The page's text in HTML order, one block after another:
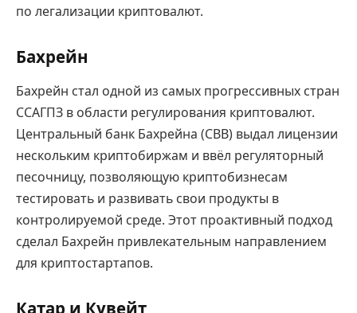
по легализации криптовалют.
Бахрейн
Бахрейн стал одной из самых прогрессивных стран
ССАГПЗ в области регулирования криптовалют.
Центральный банк Бахрейна (CBB) выдал лицензии
нескольким криптобиржам и ввёл регуляторный
песочницу, позволяющую криптобизнесам
тестировать и развивать свои продукты в
контролируемой среде. Этот проактивный подход
сделал Бахрейн привлекательным направлением
для криптостартапов.
Катар и Кувейт